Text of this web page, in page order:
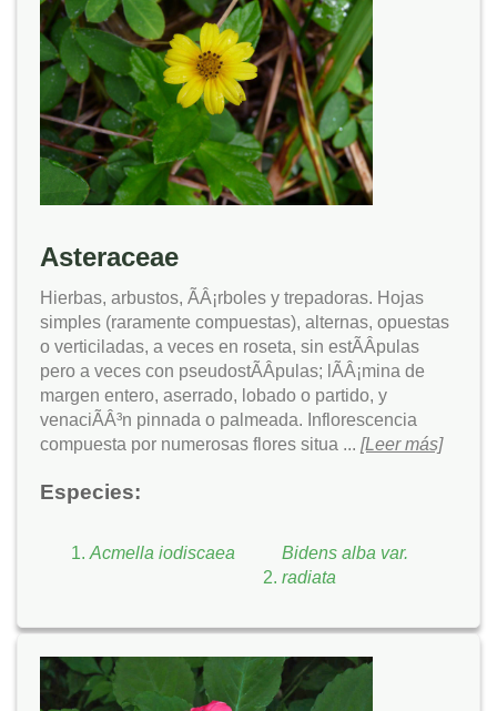
Asteraceae
Hierbas, arbustos, ÃÂ¡rboles y trepadoras. Hojas
simples (raramente compuestas), alternas, opuestas
o verticiladas, a veces en roseta, sin estÃÂ­pulas
pero a veces con pseudostÃÂ­pulas; lÃÂ¡mina de
margen entero, aserrado, lobado o partido, y
venaciÃÂ³n pinnada o palmeada. Inflorescencia
compuesta por numerosas flores situa ... [Leer más]
Especies:
Acmella iodiscaea
Bidens alba var.
radiata